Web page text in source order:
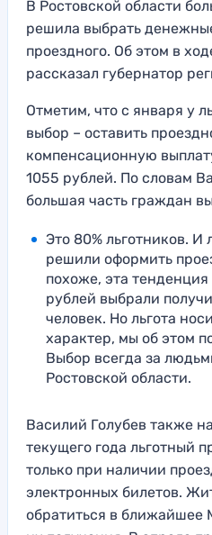
В Ростовской области
решила выбрать
проездного. Об этом в
рассказал губернатор
Отметим, что с января у
выбор – оставить
компенсационную
1055 рублей. По словам
большая часть граждан
Это 80% льготников. И
решили оформить
похоже, эта
рублей выбрали
человек. Но льгота
характер, мы об этом
Выбор всегда за
Ростовской области.
Василий Голубев также
текущего года льготный
только при наличии
электронных билетов.
обратиться в